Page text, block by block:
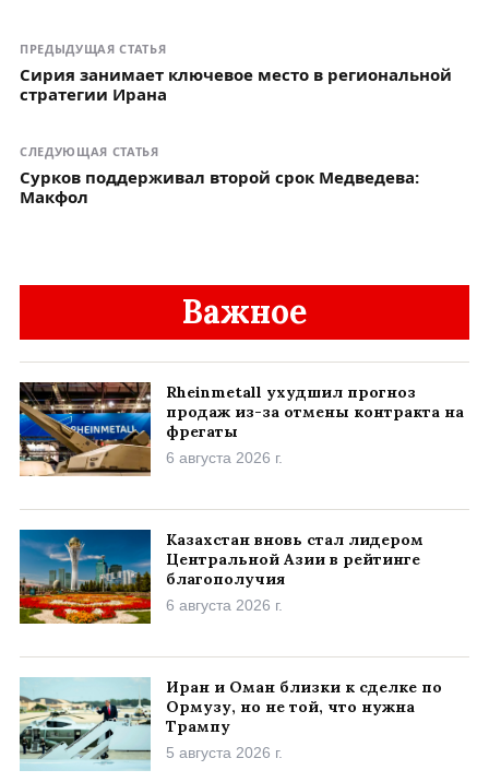
ПРЕДЫДУЩАЯ СТАТЬЯ
Сирия занимает ключевое место в региональной
стратегии Ирана
СЛЕДУЮЩАЯ СТАТЬЯ
Сурков поддерживал второй срок Медведева:
Макфол
Важное
Rheinmetall ухудшил прогноз
продаж из-за отмены контракта на
фрегаты
6 августа 2026 г.
Казахстан вновь стал лидером
Центральной Азии в рейтинге
благополучия
6 августа 2026 г.
Иран и Оман близки к сделке по
Ормузу, но не той, что нужна
Трампу
5 августа 2026 г.